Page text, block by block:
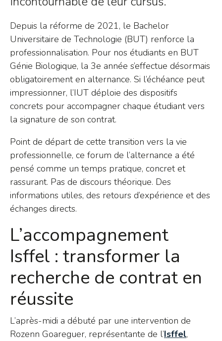
Depuis la réforme de 2021, le Bachelor
Universitaire de Technologie (BUT) renforce la
professionnalisation. Pour nos étudiants en BUT
Génie Biologique, la 3e année s’effectue désormais
obligatoirement en alternance. Si l’échéance peut
impressionner, l’IUT déploie des dispositifs
concrets pour accompagner chaque étudiant vers
la signature de son contrat.
Point de départ de cette transition vers la vie
professionnelle, ce forum de l’alternance a été
pensé comme un temps pratique, concret et
rassurant. Pas de discours théorique. Des
informations utiles, des retours d’expérience et des
échanges directs.
L’accompagnement
Isffel : transformer la
recherche de contrat en
réussite
L’après-midi a débuté par une intervention de
Rozenn Goareguer, représentante de l’Isffel,